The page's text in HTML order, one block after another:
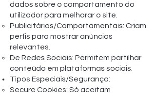
dados sobre o comportamento do
utilizador para melhorar o site.
Publicitários/Comportamentais: Criam
perfis para mostrar anúncios
relevantes.
De Redes Sociais: Permitem partilhar
conteúdo em plataformas sociais.
Tipos Especiais/Segurança:
Secure Cookies: Só aceitam